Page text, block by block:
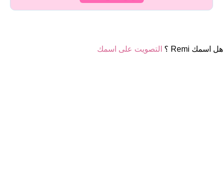
هل اسمك Remi ؟ التصويت على اسمك